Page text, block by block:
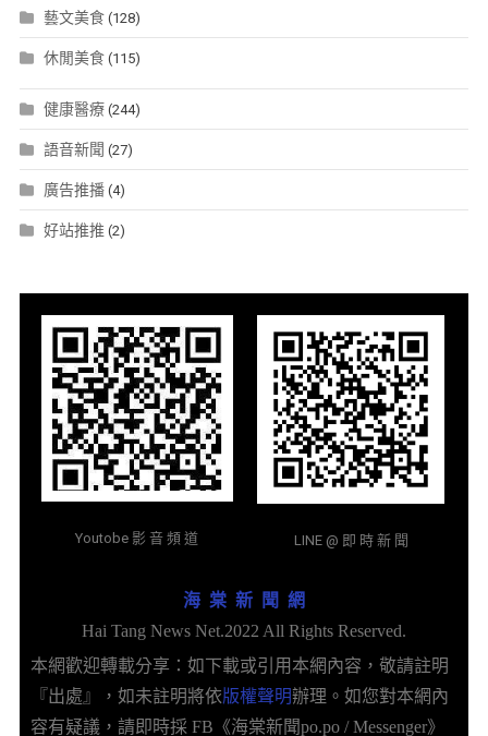
藝文美食(128)
休閒美食(115)
健康醫療(244)
語音新聞 (27)
廣告推播(4)
好站推推 (2)
Youtobe 影 音 頻 道 LINE @ 即 時 新 聞
海 棠 新 聞 網
Hai Tang News Net.2022 All Rights Reserved.
本網歡迎轉載分享：如下載或引用本網內容，敬請註明
『出處』，如未註明將依版權聲明辦理。如您對本網內
容有疑議，請即時採 FB《海棠新聞po.po / Messenger》